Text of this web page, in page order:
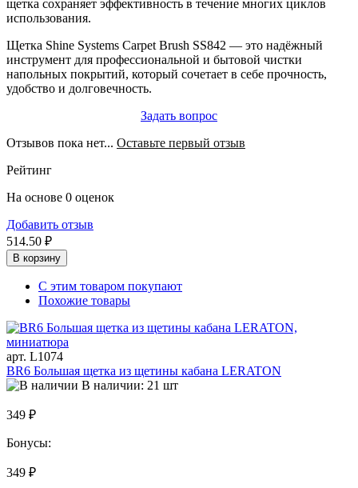
щетка сохраняет эффективность в течение многих циклов
использования.
Щетка Shine Systems Carpet Brush SS842 — это надёжный
инструмент для профессиональной и бытовой чистки
напольных покрытий, который сочетает в себе прочность,
удобство и долговечность.
Задать вопрос
Отзывов пока нет... Оставьте первый отзыв
Рейтинг
На основе 0 оценок
Добавить отзыв
514.50 ₽
В корзину
С этим товаром покупают
Похожие товары
арт. L1074
BR6 Большая щетка из щетины кабана LERATON
В наличии: 21 шт
349 ₽
Бонусы:
349 ₽